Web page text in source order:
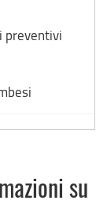
preventivi
su